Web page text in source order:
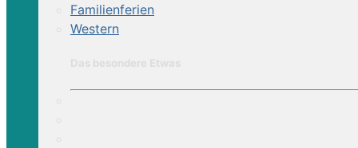
Familienferien
Western